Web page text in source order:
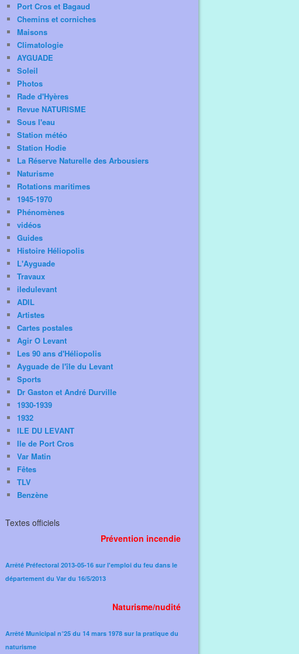
Port Cros et Bagaud
Chemins et corniches
Maisons
Climatologie
AYGUADE
Soleil
Photos
Rade d'Hyères
Revue NATURISME
Sous l'eau
Station météo
Station Hodie
La Réserve Naturelle des Arbousiers
Naturisme
Rotations maritimes
1945-1970
Phénomènes
vidéos
Guides
Histoire Héliopolis
L'Ayguade
Travaux
iledulevant
ADIL
Artistes
Cartes postales
Agir O Levant
Les 90 ans d'Héliopolis
Ayguade de l'île du Levant
Sports
Dr Gaston et André Durville
1930-1939
1932
ILE DU LEVANT
Ile de Port Cros
Var Matin
Fêtes
TLV
Benzène
Textes officiels
Prévention incendie
Arrêté Préfectoral 2013-05-16 sur l'emploi du feu dans le
département du Var du 16/5/2013
Naturisme/nudité
Arrêté Municipal n°25 du 14 mars 1978 sur la pratique du
naturisme